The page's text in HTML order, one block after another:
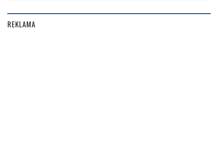
REKLAMA